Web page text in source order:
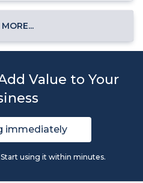
MORE...
Value to Your
immediately
using it within minutes.